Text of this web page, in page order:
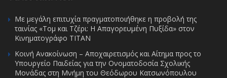
Με μεγάλη επιτυχία πραγματοποιήθηκε η προβολή της
ταινίας «Τομ και Τζέρι: Η Απαγορευμένη Πυξίδα» στον
Κινηματογράφο ΤΙΤΑΝ
Κοινή Ανακοίνωση – Αποχαιρετισμός και Αίτημα προς το
Υπουργείο Παιδείας για την Ονοματοδοσία Σχολικής
Μονάδας στη Μνήμη του Θεόδωρου Κατσωνόπουλου